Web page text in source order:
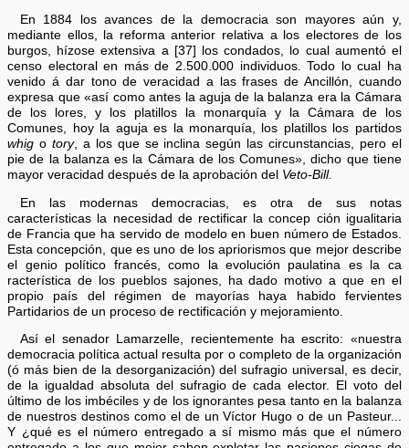
En 1884 los avances de la democracia son mayores aún y,
mediante ellos, la reforma anterior relativa a los electores de los
burgos, hízose extensiva a [37] los condados, lo cual aumentó el
censo electoral en más de 2.500.000 individuos. Todo lo cual ha
venido á dar tono de veracidad a las frases de Ancillón, cuando
expresa que «así como antes la aguja de la balanza era la Cámara
de los lores, y los platillos la monarquía y la Cámara de los
Comunes, hoy la aguja es la monarquía, los platillos los partidos
whig o tory, a los que se inclina según las circunstancias, pero el
pie de la balanza es la Cámara de los Comunes», dicho que tiene
mayor veracidad después de la aprobación del Veto-Bill.
En las modernas democracias, es otra de sus notas
características la necesidad de rectificar la concep ción igualitaria
de Francia que ha servido de modelo en buen número de Estados.
Esta concepción, que es uno de los apriorismos que mejor describe
el genio político francés, como la evolución paulatina es la ca
racterística de los pueblos sajones, ha dado motivo a que en el
propio país del régimen de mayorías haya habido fervientes
Partidarios de un proceso de rectificación y mejoramiento.
Así el senador Lamarzelle, recientemente ha escrito: «nuestra
democracia política actual resulta por o completo de la organización
(ó más bien de la desorganización) del sufragio universal, es decir,
de la igualdad absoluta del sufragio de cada elector. El voto del
último de los imbéciles y de los ignorantes pesa tanto en la balanza
de nuestros destinos como el de un Víctor Hugo o de un Pasteur...
Y ¿qué es el número entregado a sí mismo más que el número